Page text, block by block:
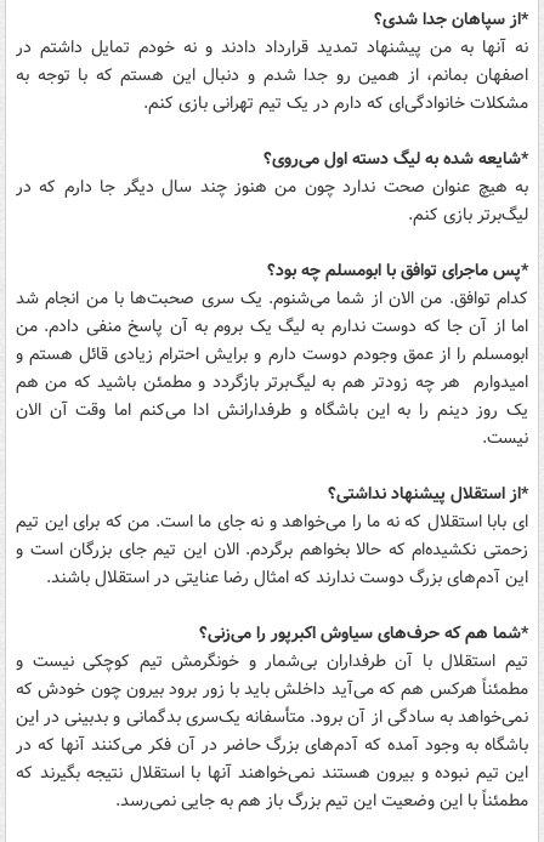
*از سپاهان جدا شدی؟
نه آنها به من پیشنهاد تمدید قرارداد دادند و نه خودم تمایل داشتم در
اصفهان بمانم، از همین رو جدا شدم و دنبال این هستم که با توجه به
مشکلات خانوادگی‌ای که دارم در یک تیم تهرانی بازی کنم.
*شایعه شده به لیگ دسته اول می‌روی؟
به هیچ عنوان صحت ندارد چون من هنوز چند سال دیگر جا دارم که در
لیگ‌برتر بازی کنم.
*پس ماجرای توافق با ابومسلم چه بود؟
کدام توافق. من الان از شما می‌شنوم. یک سری صحبت‌ها با من انجام شد
اما از آن جا که دوست ندارم به لیگ یک بروم به آن پاسخ منفی دادم. من
ابومسلم را از عمق وجودم دوست دارم و برایش احترام زیادی قائل هستم و
امیدوارم هر چه زودتر هم به لیگ‌برتر بازگردد و مطمئن باشید که من هم
یک روز دینم را به این باشگاه و طرفدارانش ادا می‌کنم اما وقت آن الان
نیست.
*از استقلال پیشنهاد نداشتی؟
ای بابا استقلال که نه ما را می‌خواهد و نه جای ما است. من که برای این تیم
زحمتی نکشیده‌ام که حالا بخواهم برگردم. الان این تیم جای بزرگان است و
این آدم‌های بزرگ دوست ندارند که امثال رضا عنایتی در استقلال باشند.
*شما هم که حرف‌های سیاوش اکبرپور را می‌زنی؟
تیم استقلال با آن طرفداران بی‌شمار و خونگرمش تیم کوچکی نیست و
مطمئناً هرکس هم که می‌آید داخلش باید با زور برود بیرون چون خودش که
نمی‌خواهد به سادگی از آن برود. متأسفانه یک‌سری بدگمانی و بدبینی در این
باشگاه به وجود آمده که آدم‌های بزرگ حاضر در آن فکر می‌کنند آنها که در
این تیم نبوده و بیرون هستند نمی‌خواهند آنها با استقلال نتیجه بگیرند که
مطمئناً با این وضعیت این تیم بزرگ باز هم به جایی نمی‌رسد.